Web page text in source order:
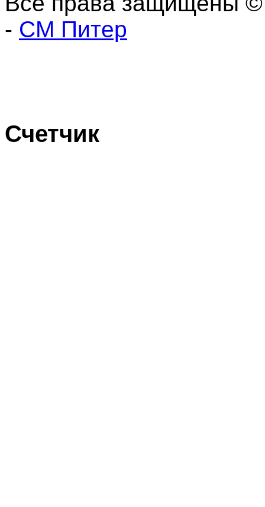
- СМ Питер
Счетчик